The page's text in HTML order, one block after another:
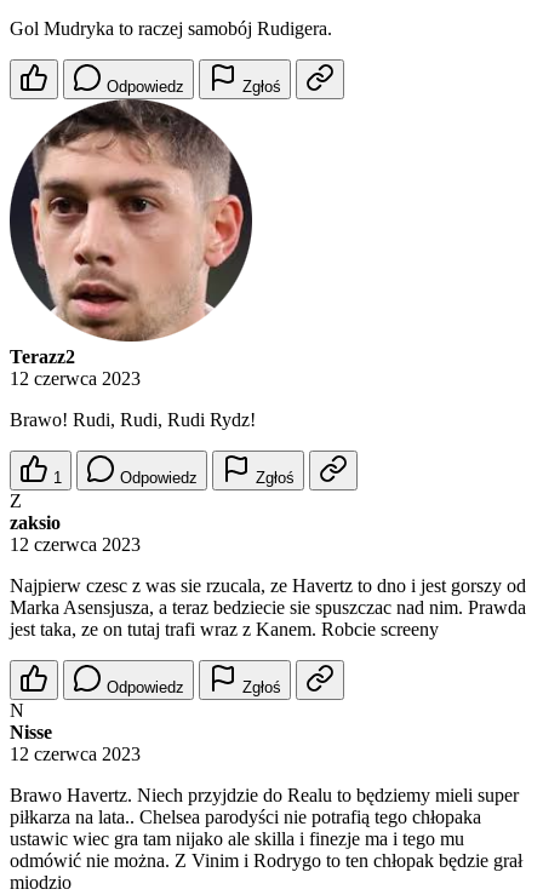
Gol Mudryka to raczej samobój Rudigera.
Odpowiedz Zgłoś
Terazz2
12 czerwca 2023
Brawo! Rudi, Rudi, Rudi Rydz!
1 Odpowiedz Zgłoś
Z
zaksio
12 czerwca 2023
Najpierw czesc z was sie rzucala, ze Havertz to dno i jest gorszy od
Marka Asensjusza, a teraz bedziecie sie spuszczac nad nim. Prawda
jest taka, ze on tutaj trafi wraz z Kanem. Robcie screeny
Odpowiedz Zgłoś
N
Nisse
12 czerwca 2023
Brawo Havertz. Niech przyjdzie do Realu to będziemy mieli super
piłkarza na lata.. Chelsea parodyści nie potrafią tego chłopaka
ustawic wiec gra tam nijako ale skilla i finezje ma i tego mu
odmówić nie można. Z Vinim i Rodrygo to ten chłopak będzie grał
miodzio